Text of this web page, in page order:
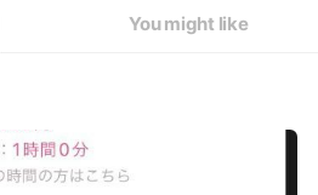
You might like